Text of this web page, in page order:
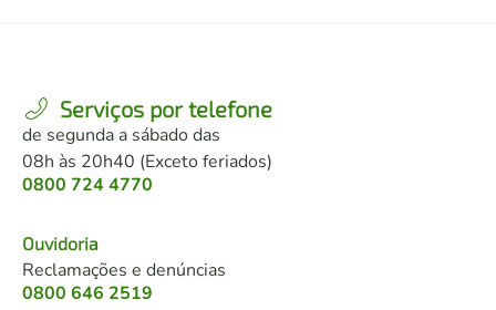
Serviços por telefone
de segunda a sábado das
08h às 20h40 (Exceto feriados)
0800 724 4770
Ouvidoria
Reclamações e denúncias
0800 646 2519